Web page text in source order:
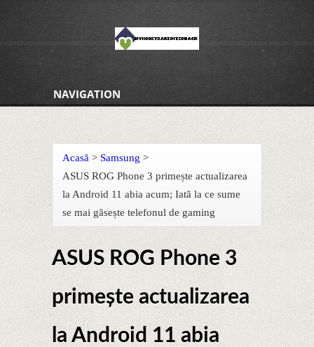
NAVIGATION
Acasă > Samsung >
ASUS ROG Phone 3 primește actualizarea
la Android 11 abia acum; Iată la ce sume
se mai găsește telefonul de gaming
ASUS ROG Phone 3
primește actualizarea
la Android 11 abia